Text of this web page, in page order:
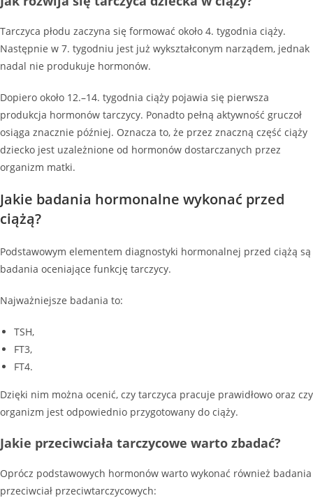
Tarczyca płodu zaczyna się formować około 4. tygodnia ciąży.
Następnie w 7. tygodniu jest już wykształconym narządem, jednak
nadal nie produkuje hormonów.
Dopiero około 12.–14. tygodnia ciąży pojawia się pierwsza
produkcja hormonów tarczycy. Ponadto pełną aktywność gruczoł
osiąga znacznie później. Oznacza to, że przez znaczną część ciąży
dziecko jest uzależnione od hormonów dostarczanych przez
organizm matki.
Jakie badania hormonalne wykonać przed
ciążą?
Podstawowym elementem diagnostyki hormonalnej przed ciążą są
badania oceniające funkcję tarczycy.
Najważniejsze badania to:
TSH,
FT3,
FT4.
Dzięki nim można ocenić, czy tarczyca pracuje prawidłowo oraz czy
organizm jest odpowiednio przygotowany do ciąży.
Jakie przeciwciała tarczycowe warto zbadać?
Oprócz podstawowych hormonów warto wykonać również badania
przeciwciał przeciwtarczycowych: